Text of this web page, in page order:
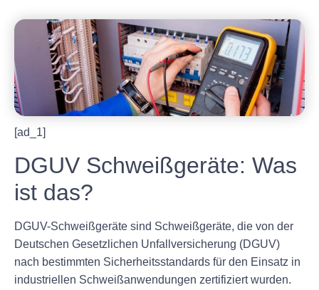
[ad_1]
DGUV Schweißgeräte: Was
ist das?
DGUV-Schweißgeräte sind Schweißgeräte, die von der
Deutschen Gesetzlichen Unfallversicherung (DGUV)
nach bestimmten Sicherheitsstandards für den Einsatz in
industriellen Schweißanwendungen zertifiziert wurden.